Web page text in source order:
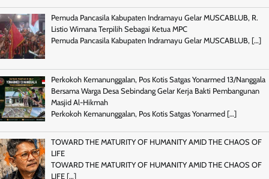
Pemuda Pancasila Kabupaten Indramayu Gelar MUSCABLUB, R.
Listio Wimana Terpilih Sebagai Ketua MPC
Pemuda Pancasila Kabupaten Indramayu Gelar MUSCABLUB, […]
Perkokoh Kemanunggalan, Pos Kotis Satgas Yonarmed 13/Nanggala
Bersama Warga Desa Sebindang Gelar Kerja Bakti Pembangunan
Masjid Al-Hikmah
Perkokoh Kemanunggalan, Pos Kotis Satgas Yonarmed […]
TOWARD THE MATURITY OF HUMANITY AMID THE CHAOS OF
LIFE
TOWARD THE MATURITY OF HUMANITY AMID THE CHAOS OF
LIFE […]